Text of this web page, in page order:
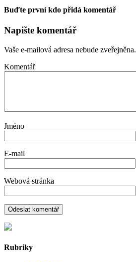
Buďte první kdo přidá komentář
Napište komentář
Vaše e-mailová adresa nebude zveřejněna.
Komentář
Jméno
E-mail
Webová stránka
Rubriky